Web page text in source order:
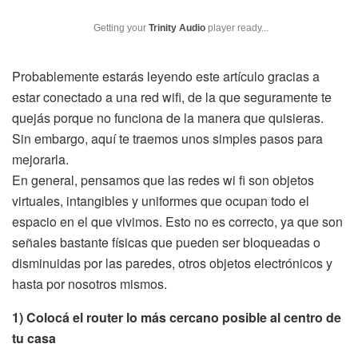
Getting your Trinity Audio player ready...
Probablemente estarás leyendo este artículo gracias a
estar conectado a una red wifi, de la que seguramente te
quejás porque no funciona de la manera que quisieras.
Sin embargo, aquí te traemos unos simples pasos para
mejorarla.
En general, pensamos que las redes wi fi son objetos
virtuales, intangibles y uniformes que ocupan todo el
espacio en el que vivimos. Esto no es correcto, ya que son
señales bastante físicas que pueden ser bloqueadas o
disminuidas por las paredes, otros objetos electrónicos y
hasta por nosotros mismos.
1) Colocá el router lo más cercano posible al centro de
tu casa